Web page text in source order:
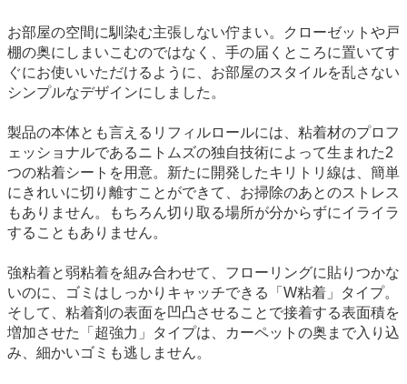
お部屋の空間に馴染む主張しない佇まい。クローゼットや戸
棚の奥にしまいこむのではなく、手の届くところに置いてす
ぐにお使いいただけるように、お部屋のスタイルを乱さない
シンプルなデザインにしました。
製品の本体とも言えるリフィルロールには、粘着材のプロフ
ェッショナルであるニトムズの独自技術によって生まれた2
つの粘着シートを用意。新たに開発したキリトリ線は、簡単
にきれいに切り離すことができて、お掃除のあとのストレス
もありません。もちろん切り取る場所が分からずにイライラ
することもありません。
強粘着と弱粘着を組み合わせて、フローリングに貼りつかな
いのに、ゴミはしっかりキャッチできる「W粘着」タイプ。
そして、粘着剤の表面を凹凸させることで接着する表面積を
増加させた「超強力」タイプは、カーペットの奥まで入り込
み、細かいゴミも逃しません。